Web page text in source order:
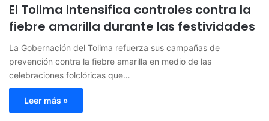
El Tolima intensifica controles contra la
fiebre amarilla durante las festividades
La Gobernación del Tolima refuerza sus campañas de
prevención contra la fiebre amarilla en medio de las
celebraciones folclóricas que…
Leer más »